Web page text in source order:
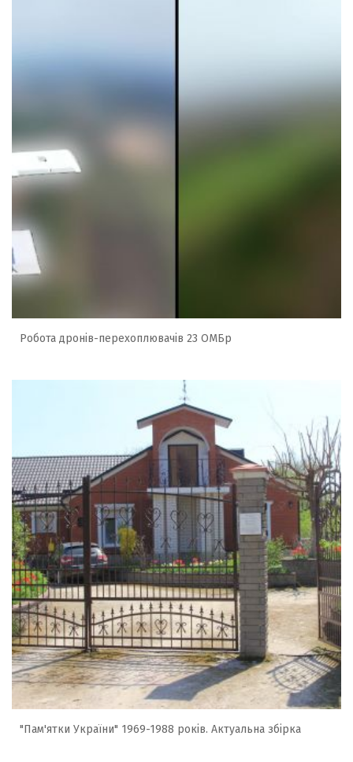
Робота дронів-перехоплювачів 23 ОМБр
"Пам'ятки України" 1969-1988 років. Актуальна збірка